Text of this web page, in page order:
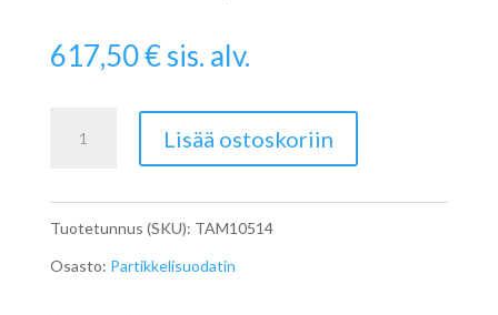
617,50€sis. alv.
määrä
Lisää ostoskoriin
Tuotetunnus (SKU): TAM10514
Osasto: Partikkelisuodatin